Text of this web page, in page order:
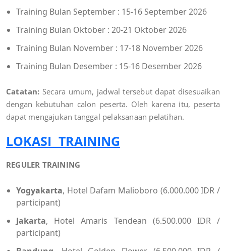
Training Bulan September : 15-16 September 2026
Training Bulan Oktober : 20-21 Oktober 2026
Training Bulan November : 17-18 November 2026
Training Bulan Desember : 15-16 Desember 2026
Catatan: Secara umum, jadwal tersebut dapat disesuaikan
dengan kebutuhan calon peserta. Oleh karena itu, peserta
dapat mengajukan tanggal pelaksanaan pelatihan.
LOKASI TRAINING
REGULER TRAINING
Yogyakarta, Hotel Dafam Malioboro (6.000.000 IDR /
participant)
Jakarta, Hotel Amaris Tendean (6.500.000 IDR /
participant)